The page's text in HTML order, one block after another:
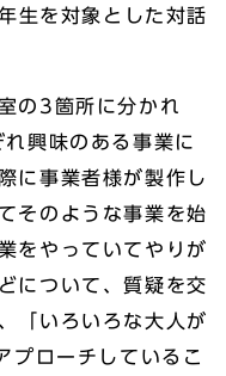
生を対象とした対話
の3箇所に分かれ
興味のある事業に
に事業者様が製作し
そのような事業を始
をやっていてやりが
について、質疑を交
「いろいろな大人が
プローチしているこ